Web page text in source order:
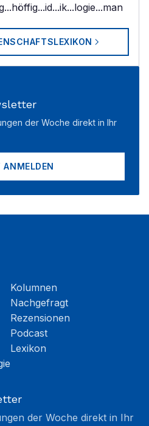
...höffig...id...ik...logie...man
der Woche direkt in Ihr
Kolumnen
Nachgefragt
Rezensionen
Podcast
Lexikon
der Woche direkt in Ihr